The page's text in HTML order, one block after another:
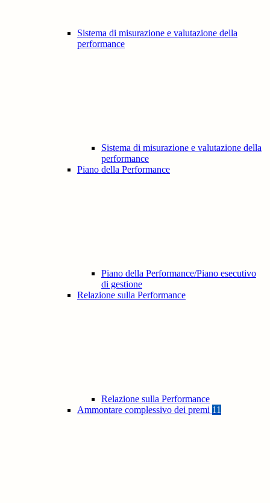
Sistema di misurazione e valutazione della
performance
Sistema di misurazione e valutazione della
performance
Piano della Performance
Piano della Performance/Piano esecutivo
di gestione
Relazione sulla Performance
Relazione sulla Performance
Ammontare complessivo dei premi 11